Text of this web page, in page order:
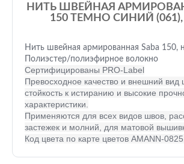
НИТЬ ШВЕЙНАЯ
150 ТЕМНО СИНИЙ (061),
Нить швейная армированная Saba 150,
Полиэстер/полиэфирное волокно
Сертифицированы PRO-Label
Превосходное качество и внешний вид
стойкость к истиранию и высокие
характеристики.
Применяются для всех видов швов,
застежек и молний, для матовой
Код цвета по карте цветов AMANN-0825.